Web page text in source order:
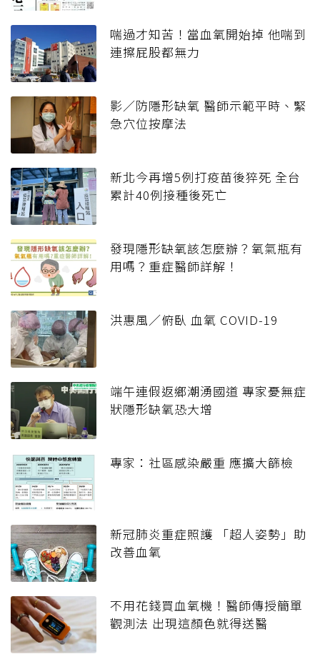
喘過才知苦！當血氧開始掉 他喘到
連擦屁股都無力
影／防隱形缺氧 醫師示範平時、緊
急穴位按摩法
新北今再增5例打疫苗後猝死 全台
累計40例接種後死亡
發現隱形缺氧該怎麼辦？氧氣瓶有
用嗎？重症醫師詳解！
洪惠風／俯臥 血氧 COVID-19
端午連假返鄉潮湧國道 專家憂無症
狀隱形缺氧恐大增
專家：社區感染嚴重 應擴大篩檢
新冠肺炎重症照護 「超人姿勢」助
改善血氧
不用花錢買血氧機！醫師傳授簡單
觀測法 出現這顏色就得送醫